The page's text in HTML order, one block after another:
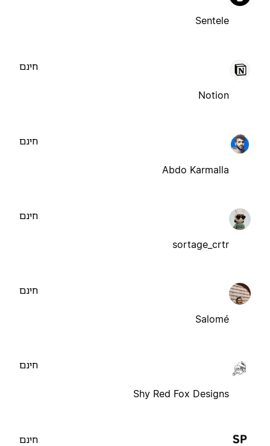
Sentele
Notion
חינם
Abdo Karmalla
חינם
sortage_crtr
חינם
Salomé
חינם
Shy Red Fox Designs
חינם
חינם